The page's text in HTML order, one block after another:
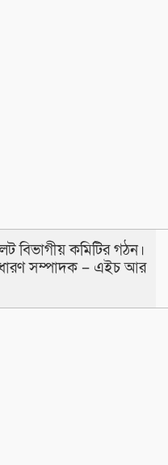
বিভাগীয় কমিটির গঠন।
সম্পাদক – এইচ আর